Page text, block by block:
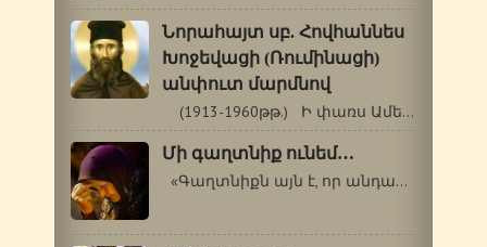
Նորահայտ սբ. Հովհաննես
Խոջեվացի (Ռումինացի)
անփուտ մարմնով
(1913-1960թթ.) Ի փառս Ամենասուրբ Երրորդության,…
Մի գաղտնիք ունեմ…
«Գաղտնիքն այն է, որ անդադար խնդրենք…